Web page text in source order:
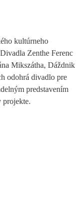
kultúrneho
Zenthe Ferenc
Mikszátha, Dáždnik
odohrá divadlo pre
predstavením
projekte.